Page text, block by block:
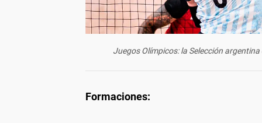
Juegos Olímpicos: la Selección
Formaciones: